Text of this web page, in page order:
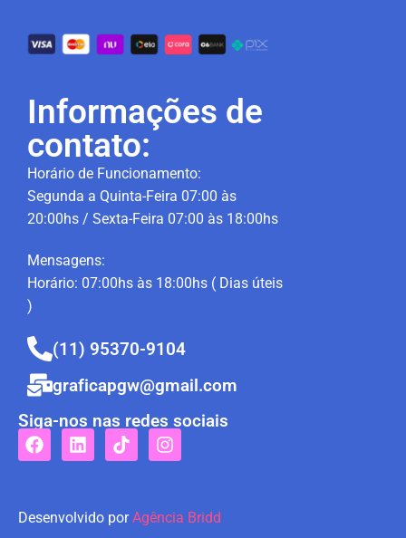
Informações de
contato:
Horário de Funcionamento:
Segunda a Quinta-Feira 07:00 às
20:00hs / Sexta-Feira 07:00 às 18:00hs
Mensagens:
Horário: 07:00hs às 18:00hs ( Dias úteis
)
(11) 95370-9104
graficapgw@gmail.com
Siga-nos nas redes sociais
Desenvolvido por Agência Bridd